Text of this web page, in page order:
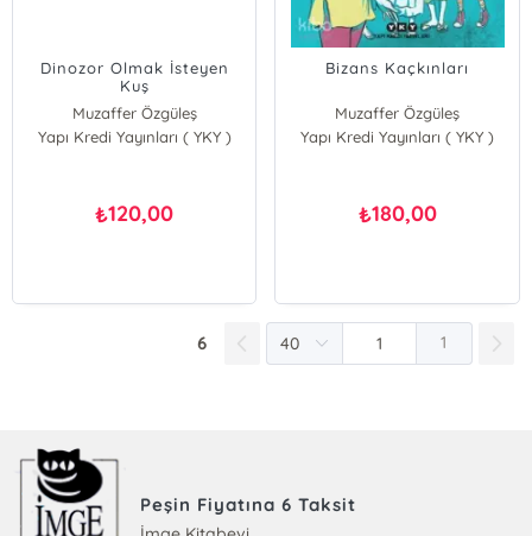
Dinozor Olmak İsteyen
Kuş
Muzaffer Özgüleş
Yapı Kredi Yayınları ( YKY )
₺120,00
Bizans Kaçkınları
Muzaffer Özgüleş
Yapı Kredi Yayınları ( YKY )
₺180,00
6 1
Peşin Fiyatına 6 Taksit